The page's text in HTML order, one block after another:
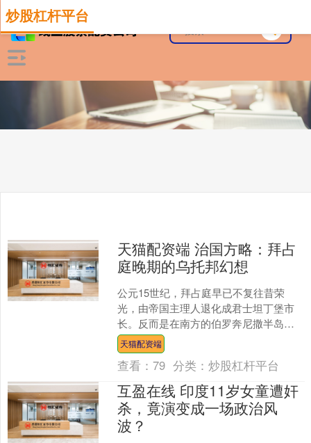
炒股杠杆平台
天猫配资端 治国方略：拜占
庭晚期的乌托邦幻想
公元15世纪，拜占庭早已不复往昔荣
光，由帝国主理人退化成君士坦丁堡市
长。反而是在南方的伯罗奔尼撒半岛，
还留存着相对较大的莫里亚公国，似乎
是重建未来基业的希望。 ....
天猫配资端
查看：79 分类：炒股杠杆平台
互盈在线 印度11岁女童遭奸
杀，竟演变成一场政治风
波？